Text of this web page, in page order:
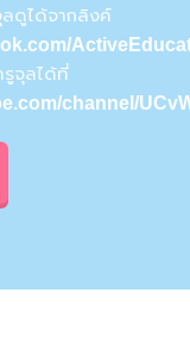
ดูได้จากลิงค์
จุลได้ที่
channel/